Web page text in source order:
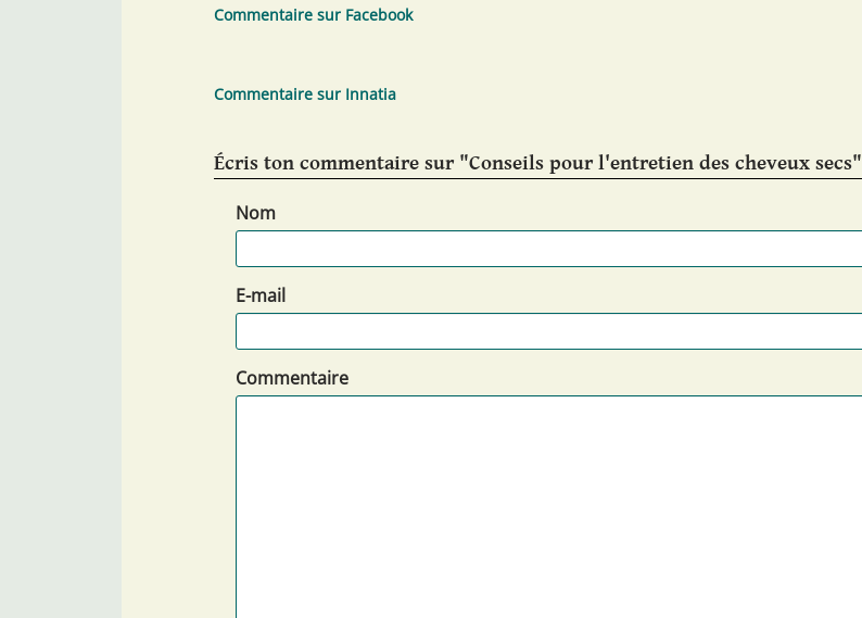
Commentaire sur Facebook
Commentaire sur Innatia
Écris ton commentaire sur "Conseils pour l'entretien des cheveux secs"
Nom
E-mail
Commentaire